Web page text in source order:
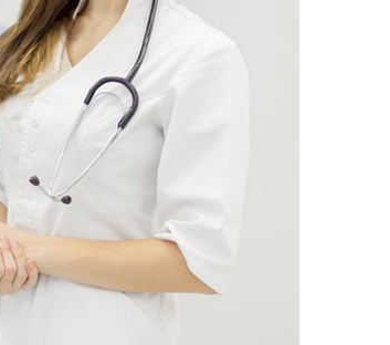
Клиника Check-up
Центр профессиональной
патологии